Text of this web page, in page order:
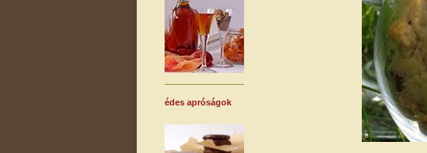
édes apróságok